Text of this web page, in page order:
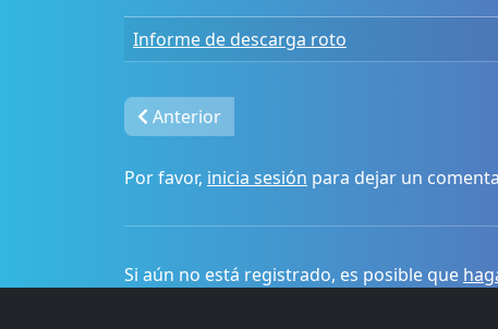
Informe de descarga roto
Anterior
Por favor, inicia sesión para dejar un
Si aún no está registrado, es posible que